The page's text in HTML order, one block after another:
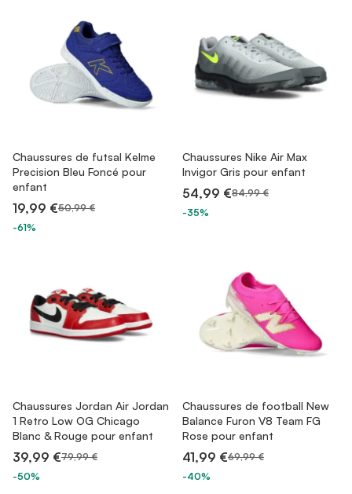
Chaussures de futsal Kelme
Precision Bleu Foncé pour
enfant
19,99 €50,99 €
-61%
Chaussures Nike Air Max
Invigor Gris pour enfant
54,99 €84,99 €
-35%
Chaussures Jordan Air Jordan
1 Retro Low OG Chicago
Blanc & Rouge pour enfant
39,99 €79,99 €
-50%
Chaussures de football New
Balance Furon V8 Team FG
Rose pour enfant
41,99 €69,99 €
-40%